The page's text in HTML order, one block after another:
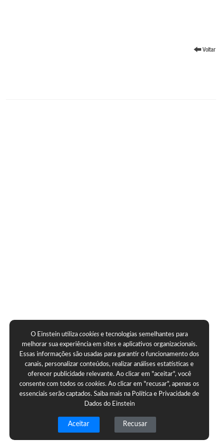
O Einstein utilizacookies e tecnologias semelhantes para
melhorar sua experiência em sites e aplicativos organizacionais.
Essas informações são usadas para garantir o funcionamento dos
canais, personalizar conteúdos, realizar análises estatísticas e
oferecer publicidade relevante. Ao clicar em "aceitar", você
consente com todos oscookies. Ao clicar em "recusar", apenas os
essenciais serão captados. Saiba mais na Política e Privacidade de
Dados do Einstein
Aceitar Recusar